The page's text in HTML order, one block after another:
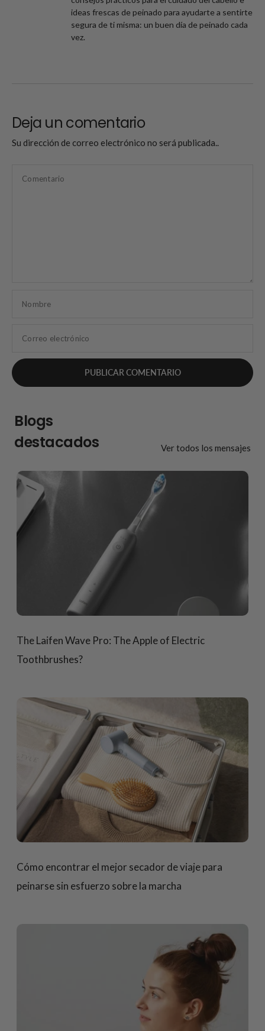
ideas frescas de peinado para ayudarte a sentirte
segura de ti misma: un buen día de peinado cada
vez.
Deja un comentario
Su dirección de correo electrónico no será publicada..
Comentario
Nombre
Correo electrónico
Blogs
destacados
Ver todos los mensajes
The Laifen Wave Pro: The Apple of Electric
Toothbrushes?
Cómo encontrar el mejor secador de viaje para
peinarse sin esfuerzo sobre la marcha